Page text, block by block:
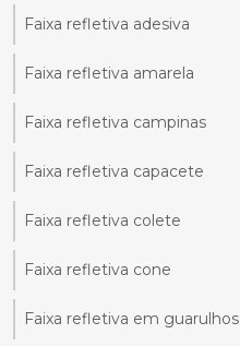
Faixa refletiva adesiva
Faixa refletiva amarela
Faixa refletiva campinas
Faixa refletiva capacete
Faixa refletiva colete
Faixa refletiva cone
Faixa refletiva em guarulhos